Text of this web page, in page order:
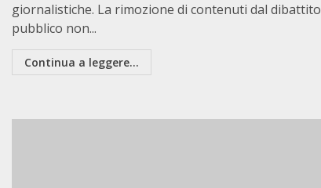
giornalistiche. La rimozione di contenuti dal dibattito
pubblico non...
Continua a leggere...